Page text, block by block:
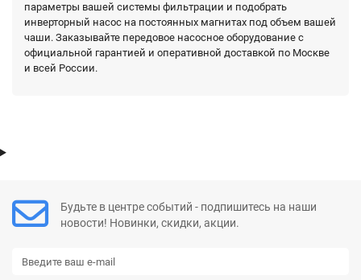
параметры вашей системы фильтрации и подобрать
инверторный насос на постоянных магнитах под объем вашей
чаши. Заказывайте передовое насосное оборудование с
официальной гарантией и оперативной доставкой по Москве
и всей России.
Будьте в центре событий - подпишитесь на наши
новости! Новинки, скидки, акции.